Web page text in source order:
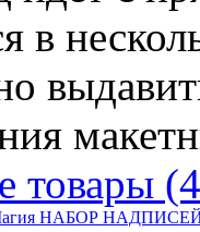
в
товары